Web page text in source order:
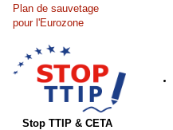
Plan de sauvetage
pour l'Eurozone
Stop TTIP & CETA